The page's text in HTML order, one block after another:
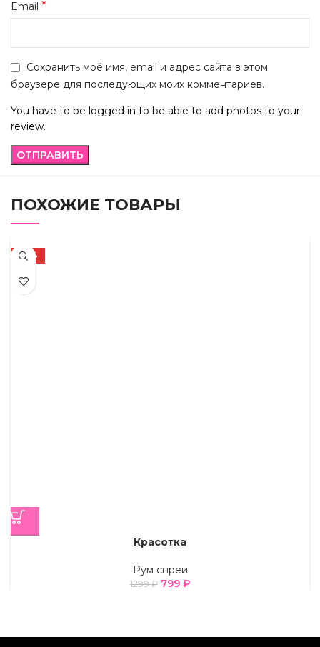
Email *
Сохранить моё имя, email и адрес сайта в этом
браузере для последующих моих комментариев.
You have to be logged in to be able to add photos to your
review.
ПОХОЖИЕ ТОВАРЫ
-38%
Красотка
Рум спреи
1299₽ 799 ₽